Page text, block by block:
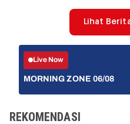
Lihat
Live Now
MORNING ZONE 06/08